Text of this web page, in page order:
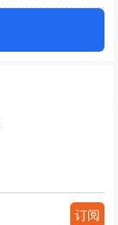
订阅